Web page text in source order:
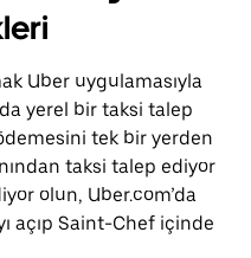
Uber uygulamasıyla
yerel bir taksi talep
tek bir yerden
taksi talep ediyor
olun, Uber.com’da
açıp Saint-Chef içinde